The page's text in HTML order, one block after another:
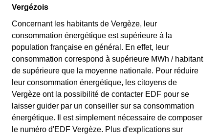
Vergézois
Concernant les habitants de Vergèze, leur
consommation énergétique est supérieure à la
population française en général. En effet, leur
consommation correspond à supérieure MWh / habitant
de supérieure que la moyenne nationale. Pour réduire
leur consommation énergétique, les citoyens de
Vergèze ont la possibilité de contacter EDF pour se
laisser guider par un conseiller sur sa consommation
énergétique. Il est simplement nécessaire de composer
le numéro d'EDF Vergèze. Plus d'explications sur